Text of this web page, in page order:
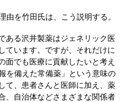
を竹田氏は、こう説明する。
ある沢井製薬はジェネリック医
ています。ですが、それだけに
面でも医療に貢献したいと考え
を備えた常備薬」という意味の
て、患者さんと医師に加え、薬
、自治体などさまざまな関係者